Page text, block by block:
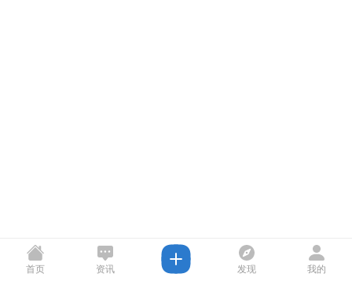
首页 资讯 发现 我的